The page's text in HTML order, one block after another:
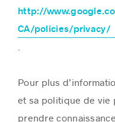
http://
CA/policies/privacy/
Pour plus
et sa politique de vie
prendre